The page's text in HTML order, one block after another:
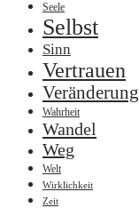
Seele
Selbst
Sinn
Vertrauen
Veränderung
Wahrheit
Wandel
Weg
Welt
Wirklichkeit
Zeit